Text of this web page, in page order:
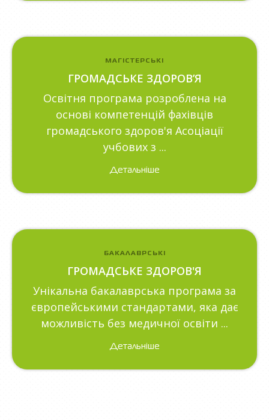
МАГІСТЕРСЬКІ
ГРОМАДСЬКЕ ЗДОРОВ’Я
Освітня програма розроблена на
основі компетенцій фахівців
громадського здоров'я Асоціації
учбових з ...
Детальніше
БАКАЛАВРСЬКІ
ГРОМАДСЬКЕ ЗДОРОВ'Я
Унікальна бакалаврська програма за
європейськими стандартами, яка дає
можливість без медичної освіти ...
Детальніше